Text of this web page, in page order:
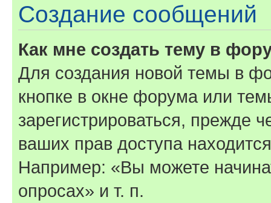
Создание сообщений
Как мне создать тему в
Для создания новой темы в
кнопке в окне форума или
зарегистрироваться, прежде
ваших прав доступа
Например: «Вы можете
опросах» и т. п.